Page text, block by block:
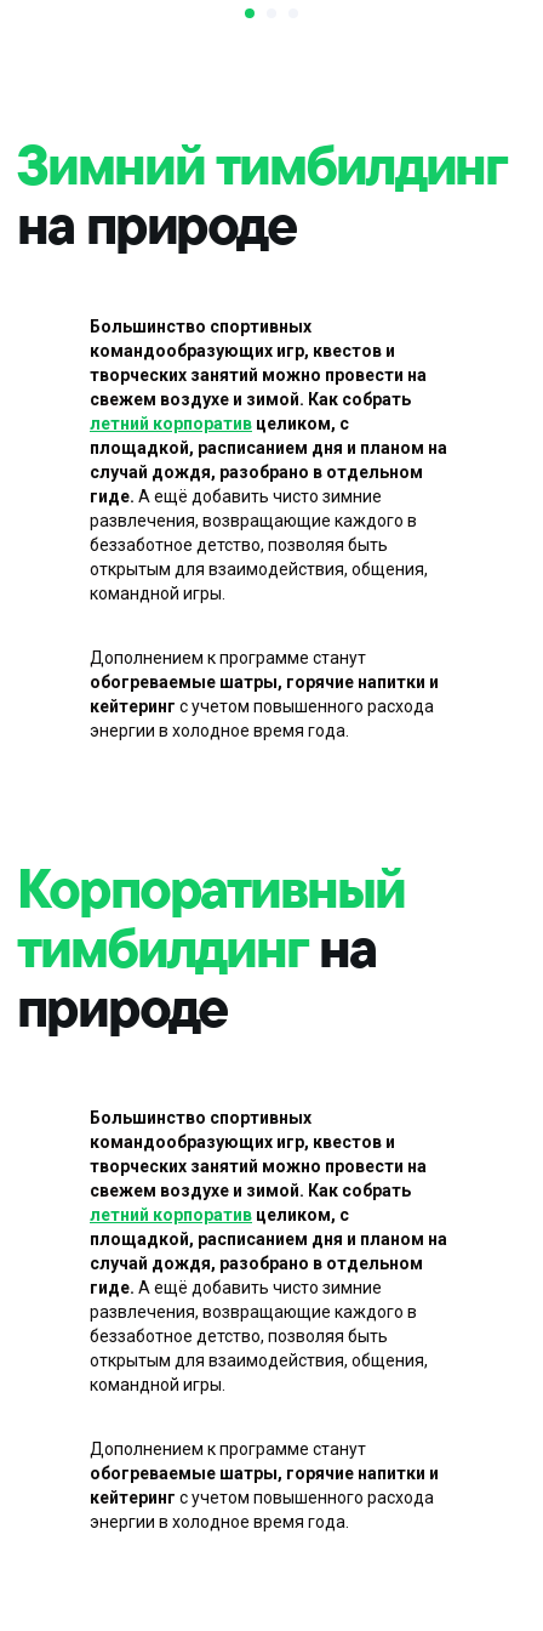
Большинство спортивных
командообразующих игр, квестов и
творческих занятий можно провести на
свежем воздухе и зимой. Как собрать
летний корпоратив целиком, с
площадкой, расписанием дня и планом на
случай дождя, разобрано в отдельном
гиде. А ещё добавить чисто зимние
развлечения, возвращающие каждого в
беззаботное детство, позволяя быть
открытым для взаимодействия, общения,
командной игры.
Дополнением к программе станут
обогреваемые шатры, горячие напитки и
кейтеринг с учетом повышенного расхода
энергии в холодное время года.
Большинство спортивных
командообразующих игр, квестов и
творческих занятий можно провести на
свежем воздухе и зимой. Как собрать
летний корпоратив целиком, с
площадкой, расписанием дня и планом на
случай дождя, разобрано в отдельном
гиде. А ещё добавить чисто зимние
развлечения, возвращающие каждого в
беззаботное детство, позволяя быть
открытым для взаимодействия, общения,
командной игры.
Дополнением к программе станут
обогреваемые шатры, горячие напитки и
кейтеринг с учетом повышенного расхода
энергии в холодное время года.
Чтополучают
участникинаших
тимбилдингов